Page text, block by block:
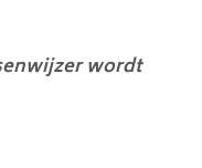
wordt